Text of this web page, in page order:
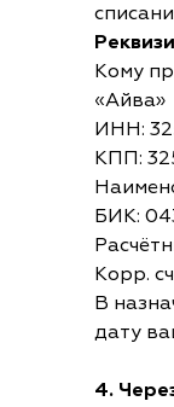
Кому
«Айва»
ИНН:
КПП:
БИК:
Корр.
В
дату
4.